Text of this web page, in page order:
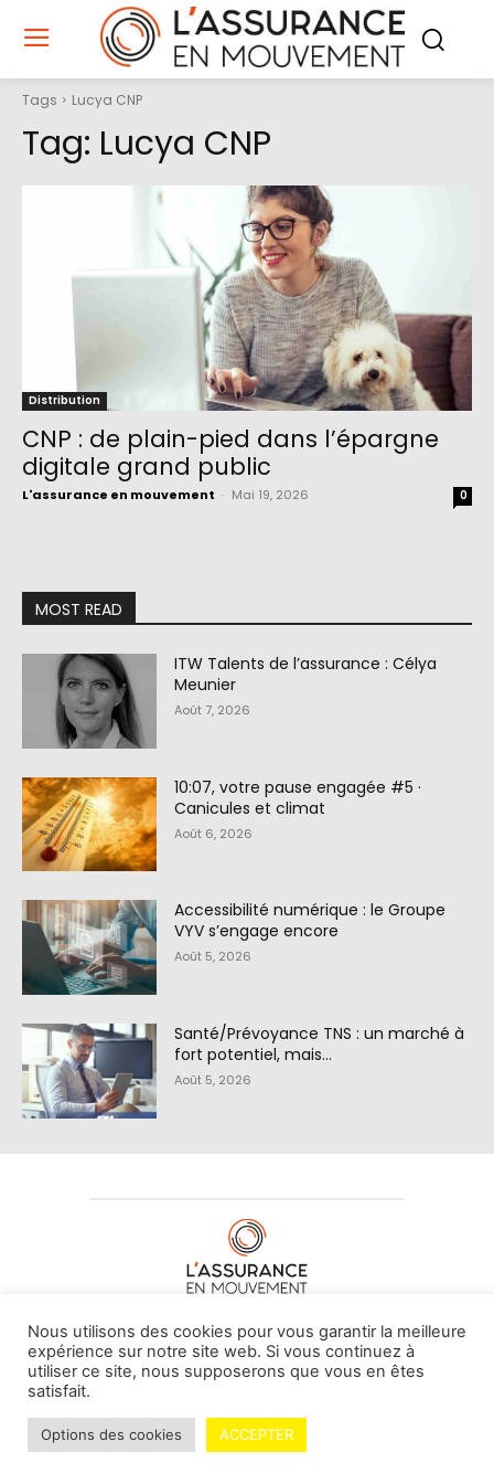
Tags Lucya CNP
Tag: Lucya CNP
Distribution
CNP : de plain-pied dans l’épargne
digitale grand public
L'assurance en mouvement Mai 19, 2026 0
MOST READ
ITW Talents de l’assurance : Célya
Meunier
Août 7, 2026
10:07, votre pause engagée #5 ·
Canicules et climat
Août 6, 2026
Accessibilité numérique : le Groupe
VYV s’engage encore
Août 5, 2026
Santé/Prévoyance TNS : un marché à
fort potentiel, mais…
Août 5, 2026
À PROPOS DE NOUS•CONTACT
© L'assurance en mouvement -By Vovoxx Média
Mentions légales Contributeurs
Nous utilisons des cookies pour vous garantir la meilleure
expérience sur notre site web. Si vous continuez à
utiliser ce site, nous supposerons que vous en êtes
satisfait.
Options des cookies ACCEPTER